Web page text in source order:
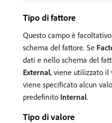
Tipo di fattore
Questo campo è
schema del fattore. Se
dati e nello schema del
External, viene utilizzato il
viene specificato alcun
predefinito Internal.
Tipo di valore